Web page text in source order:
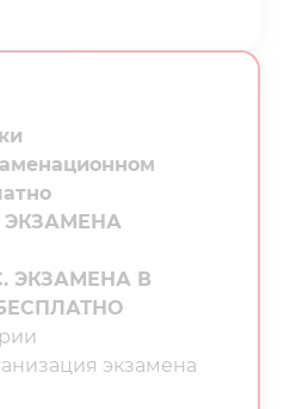
ЭКЗАМЕНА
ЭКЗАМЕНА В
экзамена